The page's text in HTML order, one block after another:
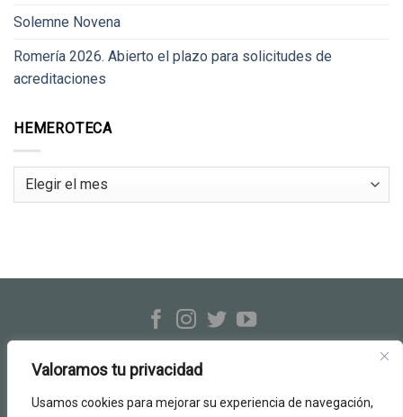
Valoramos tu privacidad
Usamos cookies para mejorar su experiencia de navegación,
Solemne Novena
Romería 2026. Abierto el plazo para solicitudes de
acreditaciones
HEMEROTECA
Hemeroteca
c/ Evangelista, 23-25 · Sevilla
info@hermandadrociodetriana.org